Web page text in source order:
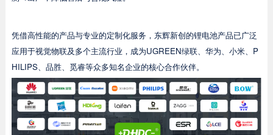
凭借高性能的产品与专业的定制化服务，东辉新创的锂电池产品已广泛
应用于视觉物联及多个主流行业，成为UGREEN绿联、华为、小米、P
HILIPS、品胜、觅睿等众多知名企业的核心合作伙伴。